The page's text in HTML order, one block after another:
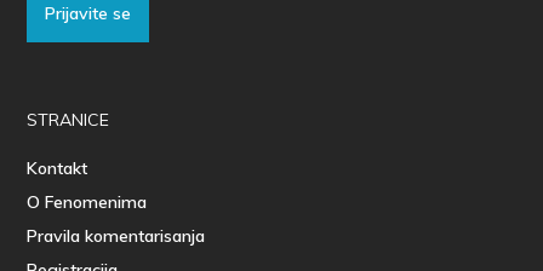
Prijavite se
STRANICE
Kontakt
O Fenomenima
Pravila komentarisanja